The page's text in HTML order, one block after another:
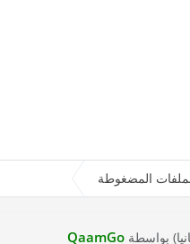
المضغوطة
بواسطةQaamGo